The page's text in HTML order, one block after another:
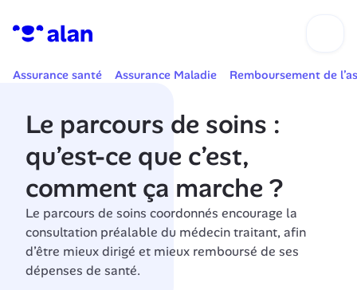
Assurance santé Assurance Maladie Remboursement de
Le parcours de soins :
qu’est-ce que c’est,
comment ça marche ?
Le parcours de soins coordonnés encourage la
consultation préalable du médecin traitant, afin
d’être mieux dirigé et mieux remboursé de ses
dépenses de santé.